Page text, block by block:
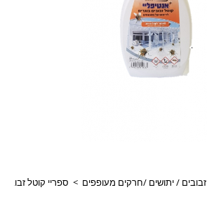
זבובים / יתושים /חרקים מעופפים > ספריי קוטל